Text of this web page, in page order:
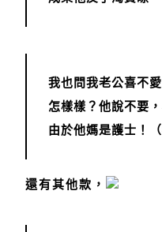
我也問我老公喜不
怎樣樣？他說不要
由於他媽是護士！
還有其他款，